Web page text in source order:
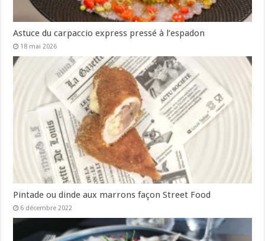
Astuce du carpaccio express pressé à l’espadon
18 mai 2026
Pintade ou dinde aux marrons façon Street Food
6 décembre 2022